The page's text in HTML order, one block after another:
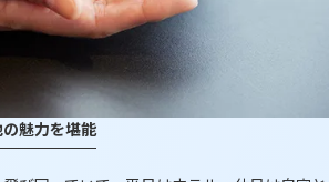
魅力を堪能